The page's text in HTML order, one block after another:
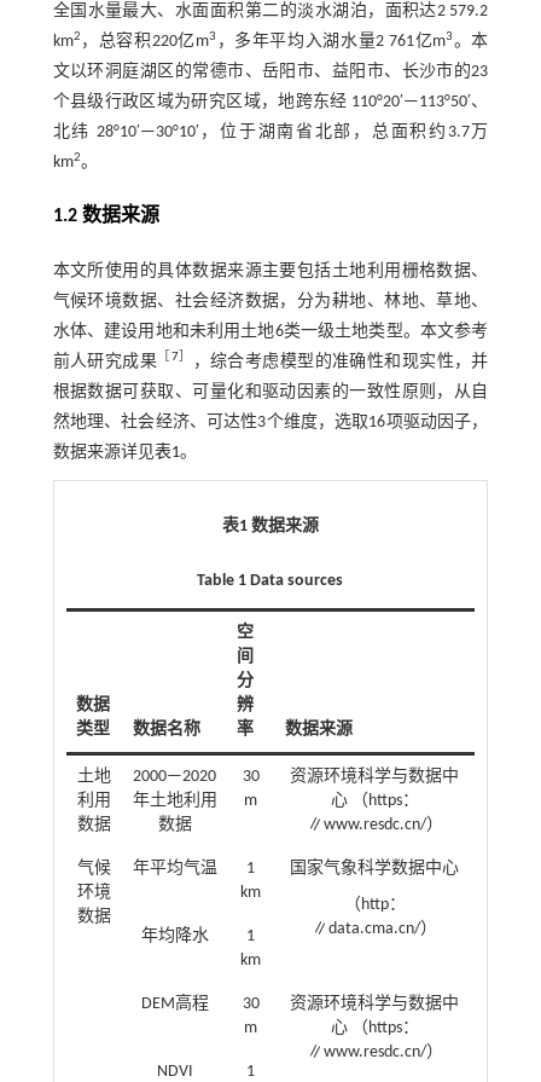
全国水量最大、水面面积第二的淡水湖泊，面积达2 579.2
km2 ，总容积220亿m3 ，多年平均入湖水量2 761亿m3。本
文以环洞庭湖区的常德市、岳阳市、益阳市、长沙市的23
个县级行政区域为研究区域，地跨东经 110°20′—113°50′、
北纬 28°10′—30°10′，位于湖南省北部，总面积约3.7万
km2。
1.2 数据来源
本文所使用的具体数据来源主要包括土地利用栅格数据、
气候环境数据、社会经济数据，分为耕地、林地、草地、
水体、建设用地和未利用土地6类一级土地类型。本文参考
前人研究成果
7］
，综合考虑模型的准确性和现实性，并
根据数据可获取、可量化和驱动因素的一致性原则，从自
然地理、社会经济、可达性3个维度，选取16项驱动因子，
数据来源详见表1。
表1 数据来源
Table 1 Data sources
数据
类型
数据名称
空
间
分
辨
率
数据来源
土地
利用
数据
2000—2020
年土地利用
数据
30
m
资源环境科学与数据中
心 （https：
∥www.resdc.cn/）
气候
环境
数据
年平均气温
1
km
国家气象科学数据中心
（http：
∥data.cma.cn/）
年均降水
1
km
DEM高程
30
m
资源环境科学与数据中
心 （https：
∥www.resdc.cn/）
NDVI
1